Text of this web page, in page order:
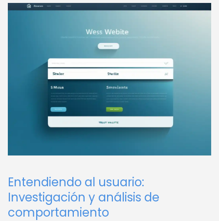
Entendiendo al usuario:
Investigación y análisis de
comportamiento